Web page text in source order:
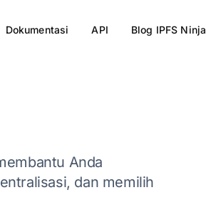
Dokumentasi API Blog IPFS Ninja
Anda
dan memilih